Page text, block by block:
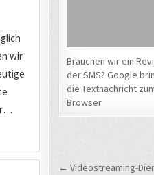
Brauchen wir ein
der SMS? Google
die Textnachricht
Browser
← Videostreaming-